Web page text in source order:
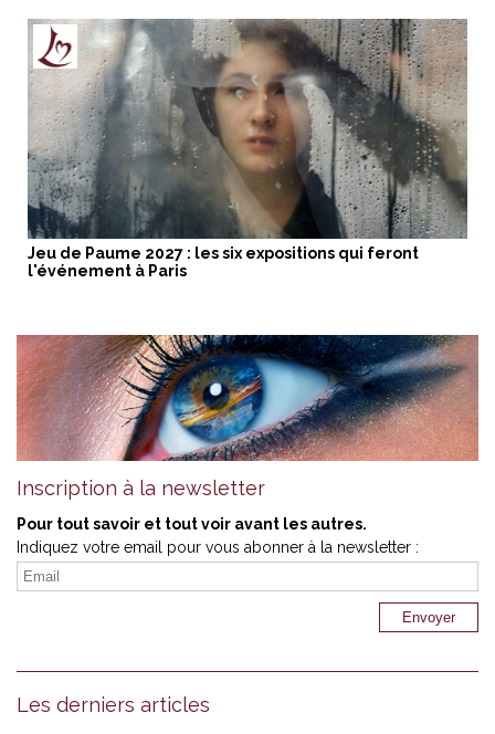
Jeu de Paume 2027 : les six expositions qui feront
l'événement à Paris
Inscription à la newsletter
Pour tout savoir et tout voir avant les autres.
Indiquez votre email pour vous abonner à la newsletter :
Les derniers articles